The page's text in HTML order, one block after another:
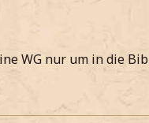
WG nur um in die